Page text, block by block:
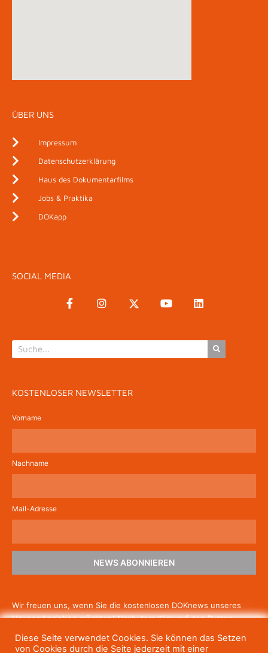
ÜBER UNS
Impressum
Datenschutzerklärung
Haus des Dokumentarfilms
Jobs & Praktika
DOKapp
SOCIAL MEDIA
KOSTENLOSER NEWSLETTER
Vorname
Nachname
Mail-Adresse
NEWS ABONNIEREN
Wir freuen uns, wenn Sie die kostenlosen DOKnews unseres
Hauses beziehen möchten! Nach dem Klick auf den Button
um die Newsletter-Anmeldung abzuschließen. Wenn Sie unsere
Diese Seite verwendet Cookies. Sie können das Setzen
von Cookies durch die Seite jederzeit mit einer